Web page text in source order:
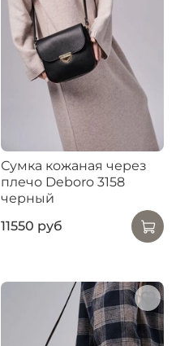
Сумка кожаная через
плечо Deboro 3158
черный
11550 руб